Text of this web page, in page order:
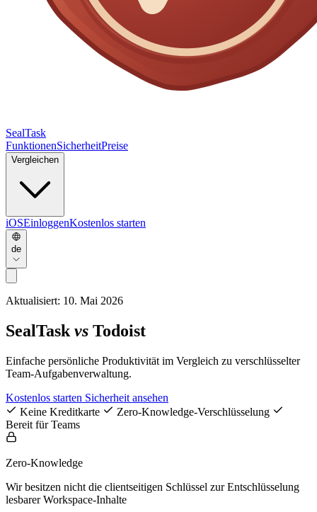
SealTask
FunktionenSicherheitPreise
Vergleichen
iOSEinloggenKostenlos starten
de
Aktualisiert: 10. Mai 2026
SealTask vs Todoist
Einfache persönliche Produktivität im Vergleich zu verschlüsselter
Team-Aufgabenverwaltung.
Kostenlos starten Sicherheit ansehen
Keine Kreditkarte
Zero-Knowledge-Verschlüsselung
Bereit für Teams
Zero-Knowledge
Wir besitzen nicht die clientseitigen Schlüssel zur Entschlüsselung
lesbarer Workspace-Inhalte